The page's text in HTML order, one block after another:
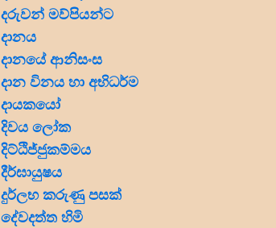
දරුවන් මව්පියන්ට
දානය
දානයේ ආනිසංස
දාන විනය හා අභිධර්ම
දායකයෝ
දිවය ලෝක
දිට්ඨිජ්ජුකම්මය
දීර්ඝායුෂය
දුර්ලභ කරුණු පසක්
දේවදත්ත හිමි